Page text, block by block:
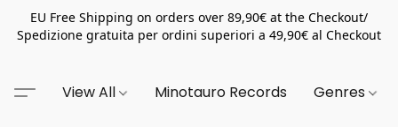
EU Free Shipping on orders over 89,90€ at the Checkout/
Spedizione gratuita per ordini superiori a 49,90€ al Checkout
View All Minotauro Records Genres